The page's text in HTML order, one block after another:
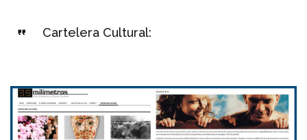
Cartelera Cultural: